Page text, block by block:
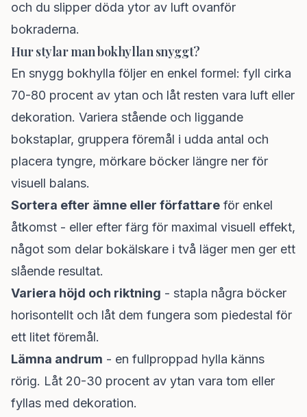
och du slipper döda ytor av luft ovanför
bokraderna.
Hur stylar man bokhyllan snyggt?
En snygg bokhylla följer en enkel formel: fyll cirka
70-80 procent av ytan och låt resten vara luft eller
dekoration. Variera stående och liggande
bokstaplar, gruppera föremål i udda antal och
placera tyngre, mörkare böcker längre ner för
visuell balans.
Sortera efter ämne eller författare för enkel
åtkomst - eller efter färg för maximal visuell effekt,
något som delar bokälskare i två läger men ger ett
slående resultat.
Variera höjd och riktning - stapla några böcker
horisontellt och låt dem fungera som piedestal för
ett litet föremål.
Lämna andrum - en fullproppad hylla känns
rörig. Låt 20-30 procent av ytan vara tom eller
fyllas med dekoration.